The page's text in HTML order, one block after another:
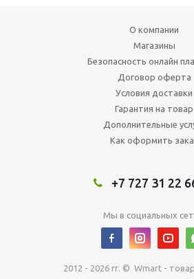
О компании
Магазины
Безопасность онлайн
Договор оферта
Условия доставки
Гарантия на товар
Дополнительные
Как оформить
+7 727 31 22
Мы в социальных
2012 - 2026 гг. © Wmart -